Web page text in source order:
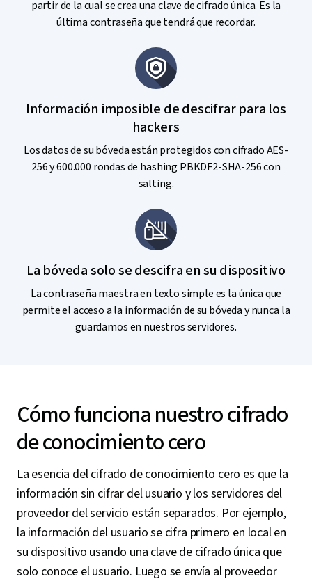
partir de la cual se crea una clave de cifrado única. Es la
última contraseña que tendrá que recordar.
Información imposible de descifrar para los
hackers
Los datos de su bóveda están protegidos con cifrado AES-
256 y 600.000 rondas de hashing PBKDF2-SHA-256 con
salting.
La bóveda solo se descifra en su dispositivo
La contraseña maestra en texto simple es la única que
permite el acceso a la información de su bóveda y nunca la
guardamos en nuestros servidores.
Cómo funciona nuestro cifrado
de conocimiento cero
La esencia del cifrado de conocimiento cero es que la
información sin cifrar del usuario y los servidores del
proveedor del servicio están separados. Por ejemplo,
la información del usuario se cifra primero en local en
su dispositivo usando una clave de cifrado única que
solo conoce el usuario. Luego se envía al proveedor